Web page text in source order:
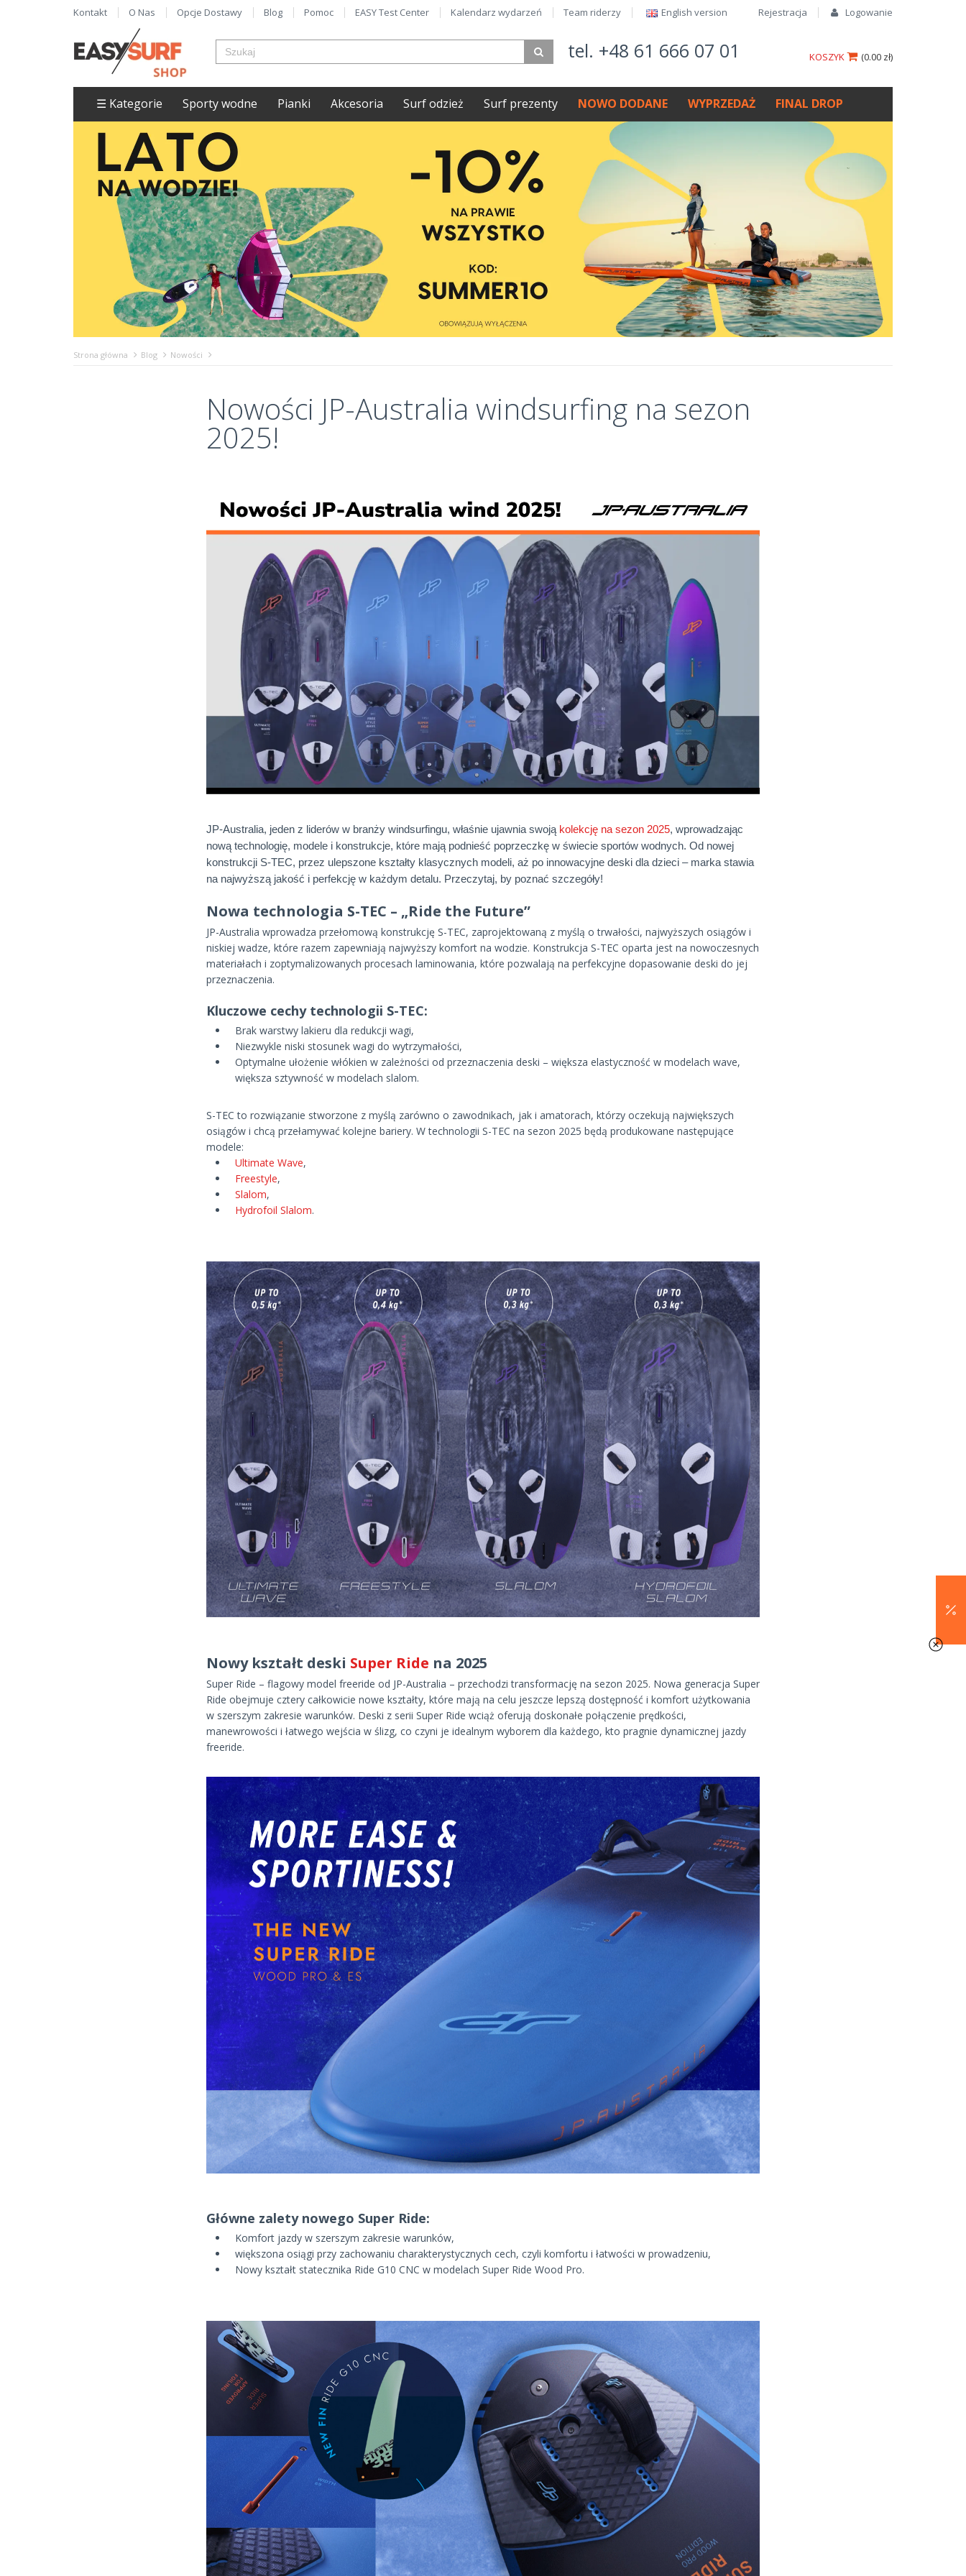
Rejestracja Logowanie
Kontakt O Nas Opcje Dostawy Blog Pomoc EASY Test Center Kalendarz wydarzeń Team riderzy English version​
tel. +48 61 666 07 01 (0.00 zł)
KOSZYK
☰ Kategorie Sporty wodne Pianki Akcesoria Surf odzież Surf prezenty NOWO DODANE WYPRZEDAŻ FINAL DROP
Strona główna Blog Nowości
Nowości JP-Australia windsurfing na sezon
2025!
JP-Australia, jeden z liderów w branży windsurfingu, właśnie ujawnia swoją kolekcję na sezon 2025, wprowadzając
nową technologię, modele i konstrukcje, które mają podnieść poprzeczkę w świecie sportów wodnych. Od nowej
konstrukcji S-TEC, przez ulepszone kształty klasycznych modeli, aż po innowacyjne deski dla dzieci – marka stawia
na najwyższą jakość i perfekcję w każdym detalu. Przeczytaj, by poznać szczegóły!
Nowa technologia S-TEC – „Ride the Future”
JP-Australia wprowadza przełomową konstrukcję S-TEC, zaprojektowaną z myślą o trwałości, najwyższych osiągów i
niskiej wadze, które razem zapewniają najwyższy komfort na wodzie. Konstrukcja S-TEC oparta jest na nowoczesnych
materiałach i zoptymalizowanych procesach laminowania, które pozwalają na perfekcyjne dopasowanie deski do jej
przeznaczenia.
Kluczowe cechy technologii S-TEC:
Brak warstwy lakieru dla redukcji wagi,
Niezwykle niski stosunek wagi do wytrzymałości,
Optymalne ułożenie włókien w zależności od przeznaczenia deski – większa elastyczność w modelach wave,
większa sztywność w modelach slalom.
S-TEC to rozwiązanie stworzone z myślą zarówno o zawodnikach, jak i amatorach, którzy oczekują największych
osiągów i chcą przełamywać kolejne bariery. W technologii S-TEC na sezon 2025 będą produkowane następujące
modele:
Ultimate Wave,
Freestyle,
Slalom,
Hydrofoil Slalom.
Nowy kształt deski Super Ride na 2025
Super Ride – flagowy model freeride od JP-Australia – przechodzi transformację na sezon 2025. Nowa generacja Super
Ride obejmuje cztery całkowicie nowe kształty, które mają na celu jeszcze lepszą dostępność i komfort użytkowania
w szerszym zakresie warunków. Deski z serii Super Ride wciąż oferują doskonałe połączenie prędkości,
manewrowości i łatwego wejścia w ślizg, co czyni je idealnym wyborem dla każdego, kto pragnie dynamicznej jazdy
freeride.
Główne zalety nowego Super Ride:
Komfort jazdy w szerszym zakresie warunków,
większona osiągi przy zachowaniu charakterystycznych cech, czyli komfortu i łatwości w prowadzeniu,
Nowy kształt statecznika Ride G10 CNC w modelach Super Ride Wood Pro.